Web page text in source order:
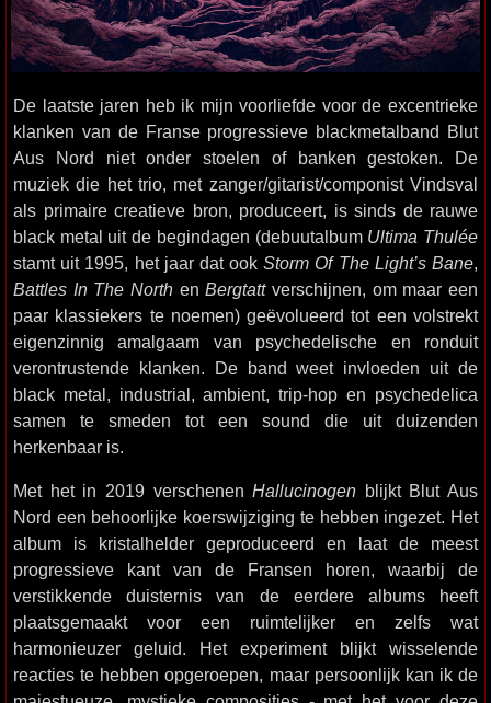
De laatste jaren heb ik mijn voorliefde voor de excentrieke
klanken van de Franse progressieve blackmetalband Blut
Aus Nord niet onder stoelen of banken gestoken. De
muziek die het trio, met zanger/gitarist/componist Vindsval
als primaire creatieve bron, produceert, is sinds de rauwe
black metal uit de begindagen (debuutalbum Ultima Thulée
stamt uit 1995, het jaar dat ookStorm Of The Light’s Bane,
Battles In The North enBergtattverschijnen, om maar een
paar klassiekers te noemen) geëvolueerd tot een volstrekt
eigenzinnig amalgaam van psychedelische en ronduit
verontrustende klanken. De band weet invloeden uit de
black metal, industrial, ambient, trip-hop en psychedelica
samen te smeden tot een sound die uit duizenden
herkenbaar is.
Met het in 2019 verschenenHallucinogen blijkt Blut Aus
Nord een behoorlijke koerswijziging te hebben ingezet. Het
album is kristalhelder geproduceerd en laat de meest
progressieve kant van de Fransen horen, waarbij de
verstikkende duisternis van de eerdere albums heeft
plaatsgemaakt voor een ruimtelijker en zelfs wat
harmonieuzer geluid. Het experiment blijkt wisselende
reacties te hebben opgeroepen, maar persoonlijk kan ik de